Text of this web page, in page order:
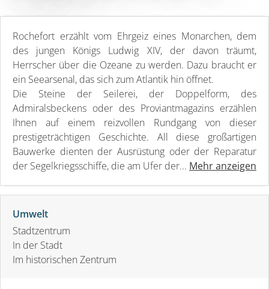
Rochefort erzählt vom Ehrgeiz eines Monarchen, dem
des jungen Königs Ludwig XIV, der davon träumt,
Herrscher über die Ozeane zu werden. Dazu braucht er
ein Seearsenal, das sich zum Atlantik hin öffnet.
Die Steine der Seilerei, der Doppelform, des
Admiralsbeckens oder des Proviantmagazins erzählen
Ihnen auf einem reizvollen Rundgang von dieser
prestigeträchtigen Geschichte. All diese großartigen
Bauwerke dienten der Ausrüstung oder der Reparatur
der Segelkriegsschiffe, die am Ufer der... Mehr anzeigen
Umwelt
Stadtzentrum
In der Stadt
Im historischen Zentrum